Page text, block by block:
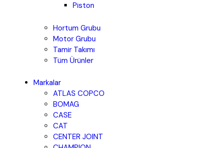
Piston
Hortum Grubu
Motor Grubu
Tamir Takımı
Tüm Ürünler
Markalar
ATLAS COPCO
BOMAG
CASE
CAT
CENTER JOINT